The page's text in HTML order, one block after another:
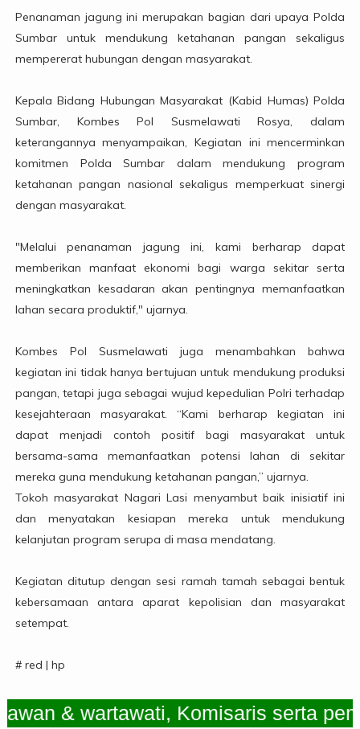
Penanaman jagung ini merupakan bagian dari upaya Polda
Sumbar untuk mendukung ketahanan pangan sekaligus
mempererat hubungan dengan masyarakat.
Kepala Bidang Hubungan Masyarakat (Kabid Humas) Polda
Sumbar, Kombes Pol Susmelawati Rosya, dalam
keterangannya menyampaikan, Kegiatan ini mencerminkan
komitmen Polda Sumbar dalam mendukung program
ketahanan pangan nasional sekaligus memperkuat sinergi
dengan masyarakat.
"Melalui penanaman jagung ini, kami berharap dapat
memberikan manfaat ekonomi bagi warga sekitar serta
meningkatkan kesadaran akan pentingnya memanfaatkan
lahan secara produktif," ujarnya.
Kombes Pol Susmelawati juga menambahkan bahwa
kegiatan ini tidak hanya bertujuan untuk mendukung produksi
pangan, tetapi juga sebagai wujud kepedulian Polri terhadap
kesejahteraan masyarakat. “Kami berharap kegiatan ini
dapat menjadi contoh positif bagi masyarakat untuk
bersama-sama memanfaatkan potensi lahan di sekitar
mereka guna mendukung ketahanan pangan,” ujarnya.
Tokoh masyarakat Nagari Lasi menyambut baik inisiatif ini
dan menyatakan kesiapan mereka untuk mendukung
kelanjutan program serupa di masa mendatang.
Kegiatan ditutup dengan sesi ramah tamah sebagai bentuk
kebersamaan antara aparat kepolisian dan masyarakat
setempat.
# red | hp
& wartawati, Komisaris serta